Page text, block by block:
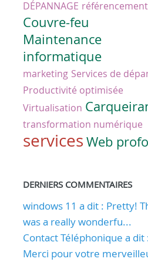
DÉPANNAGE référencement
Couvre-feu
Maintenance
informatique
marketing Services de
Productivité optimisée
Virtualisation
transformation numérique
services Web
DERNIERS COMMENTAIRES
windows 11 a dit : Pretty!
was a really wonderfu...
Contact Téléphonique a dit
Merci pour votre